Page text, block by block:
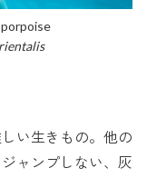
い生きもの。他の
ャンプしない、灰